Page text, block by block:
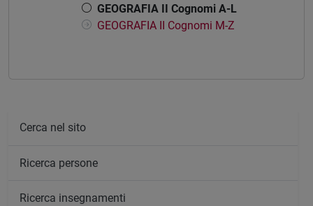
GEOGRAFIA II Cognomi A-L
GEOGRAFIA II Cognomi M-Z
Cerca nel sito
Ricerca persone
Ricerca insegnamenti